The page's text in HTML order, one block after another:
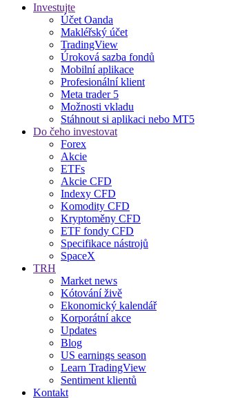
Investujte
Účet Oanda
Makléřský účet
TradingView
Úroková sazba fondů
Mobilní aplikace
Profesionální klient
Meta trader 5
Možnosti vkladu
Stáhnout si aplikaci nebo MT5
Do čeho investovat
Forex
Akcie
ETFs
Akcie CFD
Indexy CFD
Komodity CFD
Kryptoměny CFD
ETF fondy CFD
Specifikace nástrojů
SpaceX
TRH
Market news
Kótování živě
Ekonomický kalendář
Korporátní akce
Updates
Blog
US earnings season
Learn TradingView
Sentiment klientů
Kontakt